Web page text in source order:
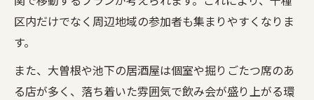
区内だけでなく周辺地域の参加者も集まりやすくなりま
す。
また、大曽根や池下の居酒屋は個室や掘りごたつ席のあ
る店が多く、落ち着いた雰囲気で飲み会が盛り上がる環